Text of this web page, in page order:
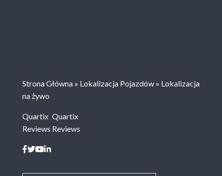
Strona Główna » Lokalizacja Pojazdów » Lokalizacja
na żywo
Quartix
Reviews
Quartix
Reviews